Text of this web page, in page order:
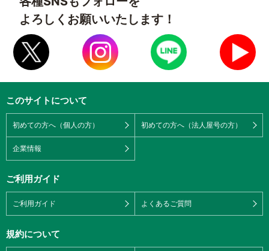
よろしくお願いいたします！
このサイトについて
初めての方へ（個人の方） 初めての方へ（法人屋号の方）
企業情報
ご利用ガイド
ご利用ガイド よくあるご質問
規約について